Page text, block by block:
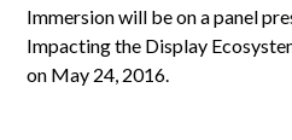
Immersion will be on a panel
Impacting the Display
on May 24, 2016.